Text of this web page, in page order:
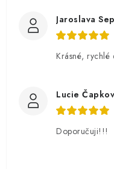
Jaroslava
Krásné, rychlé
Lucie
Doporučuji!!!